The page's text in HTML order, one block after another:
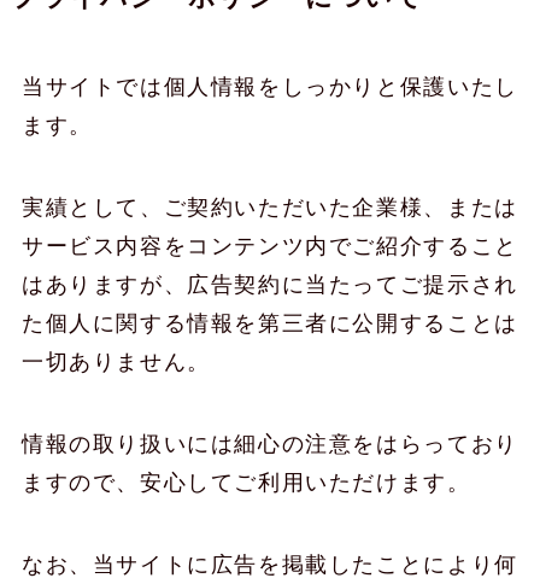
当サイトでは個人情報をしっかりと保護いたし
ます。
実績として、ご契約いただいた企業様、または
サービス内容をコンテンツ内でご紹介すること
はありますが、広告契約に当たってご提示され
た個人に関する情報を第三者に公開することは
一切ありません。
情報の取り扱いには細心の注意をはらっており
ますので、安心してご利用いただけます。
なお、当サイトに広告を掲載したことにより何